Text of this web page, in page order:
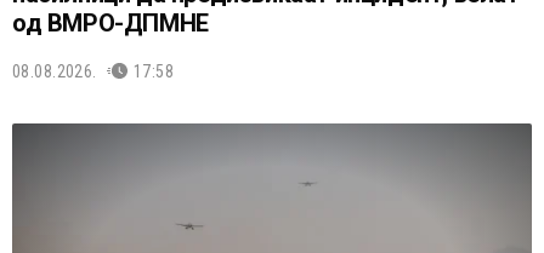
од ВМРО-ДПМНЕ
08.08.2026. 17:58